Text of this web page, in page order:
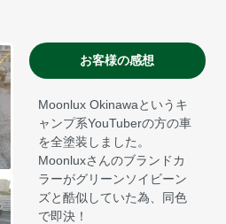
お客様の感想
Moonlux Okinawaというキ
ャンプ系YouTuberの方の車
を全塗装しました。
Moonluxさんのブランドカ
ラーがグリーンソイビーン
ズと酷似していた為、同色
で即決！